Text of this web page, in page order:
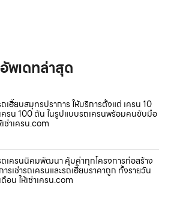
อัพเดทล่าสุด
เฮี๊ยบสมุทรปราการ ให้บริการตั้งแต่ เครน 10
ครน 100 ตัน ในรูปแบบรถเครนพร้อมคนขับมือ
ช่าเครน.com
ถเครนนิคมพัฒนา คุ้มค่าทุกโครงการก่อสร้าง
รเช่ารถเครนและรถเฮี๊ยบราคาถูก ทั้งรายวัน
ดือน ให้เช่าเครน.com